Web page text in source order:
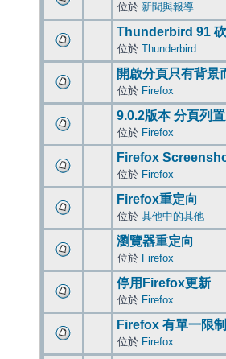
位於 新聞與報導
Thunderbird 91
位於 Thunderbird
開啟分頁只有背景
位於 Firefox
9.0.2版本 分頁列
位於 Firefox
Firefox
位於 Firefox
Firefox重定向
位於 其他中的其他
瀏覽器重定向
位於 Firefox
停用Firefox更新
位於 Firefox
Firefox 有單一限
位於 Firefox